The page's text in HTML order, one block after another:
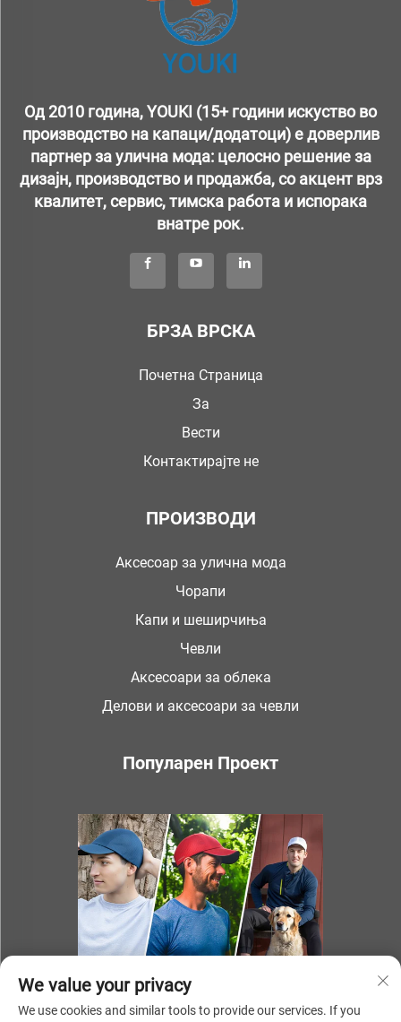
Од 2010 година, YOUKI (15+ години искуство во
производство на капаци/додатоци) е доверлив
партнер за улична мода: целосно решение за
дизајн, производство и продажба, со акцент врз
квалитет, сервис, тимска работа и испорака
внатре рок.
БРЗА ВРСКА
Почетна Страница
За
Вести
Контактирајте не
ПРОИЗВОДИ
Аксесоар за улична мода
Чорапи
Капи и шеширчиња
Чевли
Аксесоари за облека
Делови и аксесоари за чевли
Популарен Проект
We value your privacy
We use cookies and similar tools to provide our services. If you